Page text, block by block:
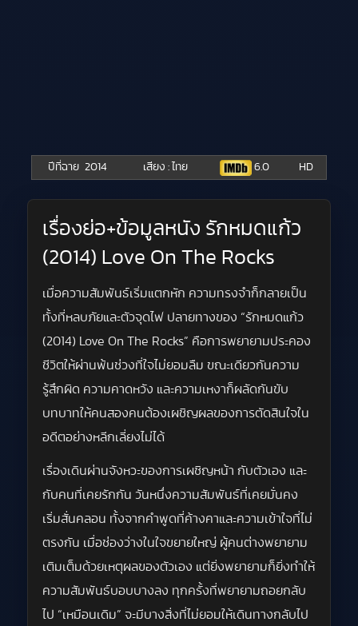
ปีที่ฉาย 2014 เสียง : ไทย 6.0 HD
เรื่องย่อ+ข้อมูลหนัง รักหมดแก้ว
(2014) Love On The Rocks
เมื่อความสัมพันธ์เริ่มแตกหัก ความทรงจำก็กลายเป็น
ทั้งที่หลบภัยและตัวจุดไฟ ปลายทางของ “รักหมดแก้ว
(2014) Love On The Rocks” คือการพยายามประคอง
ชีวิตให้ผ่านพ้นช่วงที่ใจไม่ยอมลืม ขณะเดียวกันความ
รู้สึกผิด ความคาดหวัง และความเหงาก็ผลัดกันขับ
บทบาทให้คนสองคนต้องเผชิญผลของการตัดสินใจใน
อดีตอย่างหลีกเลี่ยงไม่ได้
เรื่องเดินผ่านจังหวะของการเผชิญหน้า กับตัวเอง และ
กับคนที่เคยรักกัน วันหนึ่งความสัมพันธ์ที่เคยมั่นคง
เริ่มสั่นคลอน ทั้งจากคำพูดที่ค้างคาและความเข้าใจที่ไม่
ตรงกัน เมื่อช่องว่างในใจขยายใหญ่ ผู้คนต่างพยายาม
เติมเต็มด้วยเหตุผลของตัวเอง แต่ยิ่งพยายามก็ยิ่งทำให้
ความสัมพันธ์บอบบางลง ทุกครั้งที่พยายามถอยกลับ
ไป “เหมือนเดิม” จะมีบางสิ่งที่ไม่ยอมให้เดินทางกลับไป